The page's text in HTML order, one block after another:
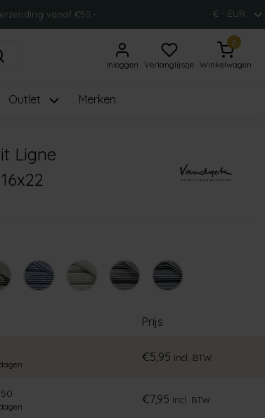
vanaf €50,- € - EUR
Inloggen Verlanglijstje
0
Winkelwagen
Outlet Merken
Ligne
Prijs
€5,95 Incl. BTW
€7,95 Incl. BTW